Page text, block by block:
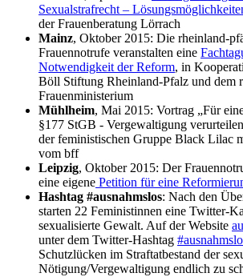
Sexualstrafrecht –
der Frauenberatung Lörrach
Mainz, Oktober 2015: Die rheinland-
Frauennotrufe veranstalten eine
Notwendigkeit der Reform, in
Böll Stiftung Rheinland-Pfalz und dem
Frauenministerium
Mühlheim, Mai 2015: Vortrag „Für
§177 StGB - Vergewaltigung
der feministischen Gruppe Black Lilac
vom bff
Leipzig, Oktober 2015: Der
eine eigene Petition für eine
Hashtag #ausnahmslos: Nach den
starten 22 Feministinnen eine Twitter-
sexualisierte Gewalt. Auf der Website
unter dem Twitter-Hashtag
Schutzlücken im Straftatbestand der
Nötigung/Vergewaltigung endlich zu